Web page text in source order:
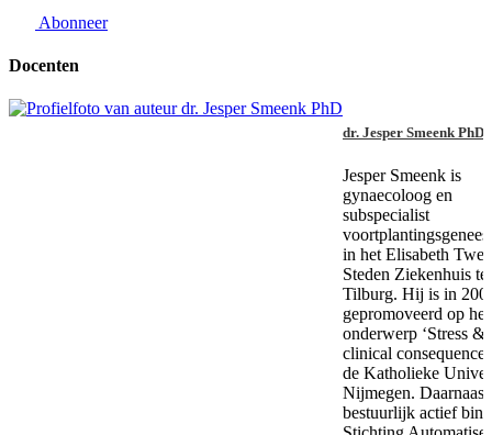
Abonneer
Docenten
dr. Jesper Smeenk PhD
Jesper Smeenk is
gynaecoloog en
subspecialist
in het Elisabeth Twee
Steden Ziekenhuis te
Tilburg. Hij is in
gepromoveerd op het
onderwerp ‘Stress
clinical
de Katholieke
Nijmegen.
bestuurlijk actief